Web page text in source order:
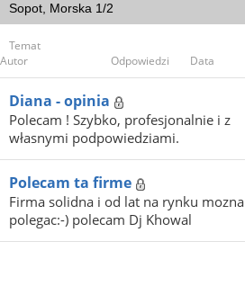
Sopot, Morska 1/2
Temat
Autor
Odpowiedzi Data
Diana - opinia
Polecam ! Szybko, profesjonalnie i z
własnymi podpowiedziami.
Polecam ta firme
Firma solidna i od lat na rynku mozna
polegac:-) polecam Dj Khowal